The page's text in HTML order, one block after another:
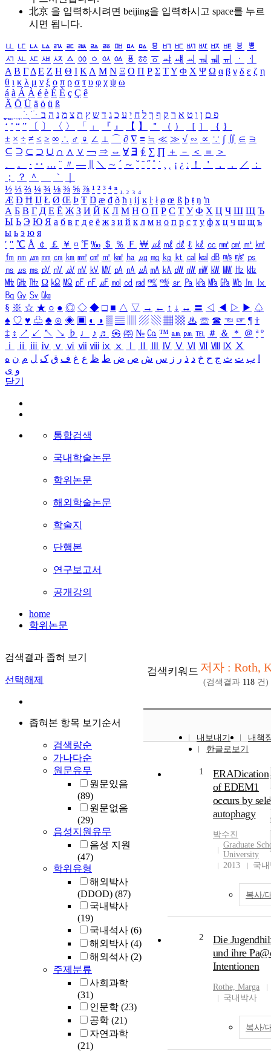
北京 을 입력하시려면 beijing을 입력하시고 space를 누르
시면 됩니다.
ㅥ ㅦ ㅧ ㅨ ㅩ ㅪ ㅫ ㅬ ㅭ ㅮ ㅯ ㅰ ㅱ ㅲ ㅳ ㅴ ㅵ ㅶ ㅷ ㅸ
ㅹ
ㅺ ㅻ ㅼ ㅽ ㅾ ㅿ ㆀ ㆁ ㆂ ㆃ ㆄ ㆅ ㆆ ㆇ ㆈ ㆉ ㆊ ㆋ ㆌ ㆍ
ㆎ
Α Β ΓΔ Ε Ζ Η Θ Ι ΚΛ Μ Ν Ξ Ο Π Ρ Σ ΤΥ Φ Χ Ψ Ω α β γ δ ε ζ η
θ ι κ λ μ ν ξ ο π ρ σ τ υ φ χ ψ ω
á à Á À é è É È ç Ç ê
Ä Ö Ü ä ö ü ß
ִֶֹ ֻּ ׁׂ פ ם ן ו ט א ר ק ף ך ל ח י ע כ ג ד ש ץ ת צ מ נ ה ב
‘ ’ “ ” 〔 〕 〈 〉 「 」 『 』 【 】 ＂ （ ） ［ ］ ｛ ｝
± × ÷ ≠ ≤ ≥ ∞ ∴ ♂ ♀ ∠ ⊥ ⌒ ∂ ∇ ≡ ≒ ≪ ≫ √ ∽ ∝ ∵ ∫ ∬ ∈ ∋
⊆ ⊇ ⊂ ⊃ ∪ ∩ ∧ ∨ ￢ ⇒ ⇔ ∀ ∃ ∮ ∑ ∏ ＋ － ＜ ＝
＞
、
。 · ‥ … ¨ 〃 ― ＼ ∼ ´ ～ ˇ ˘ ˝ ˚ ˙ ¸ ¡ ¿ ː ！ ＇ ， ． ／
：
；
？ ＾ ｀
½ ⅓ ⅔ ¼ ¾ ⅛ ⅜ ⅝ ⅞ ¹ ² ³ ⁴ ⁿ ₁ ₂ ₃ ₄
Æ Ð Ħ Ĳ Ł Ø Œ Þ Ŧ Ŋ æ đ ð ħ ı ĳ ĸ ŀ ł ø œ ß þ ŧ ŋ ŉ
А Б В Г Д Е Ё Ж З И Й К Л М Н О П Р С Т У Ф Х Ц Ч Ш Щ Ъ
Ы Ь Э Ю Я а б в г д е ё ж з и й к л м н о п р с т у ф х ц ч ш щ ъ
ы ь э ю я
′ ″ ℃ Å ￠ ￡ ￥ ¤ ℉ ‰ ＄ ％ Ｆ ￦ ㎕ ㎖ ㎗ ℓ ㎘ ㏄ ㎣ ㎤ ㎥ ㎦
㎙ ㎚ ㎛ ㎜ ㎝ ㎞ ㎟ ㎠ ㎡ ㎢ ㏊ ㎍ ㎎ ㎏ ㏏ ㎈ ㎉ ㏈ ㎧ ㎨ ㎰
㎱ ㎲ ㎳ ㎴ ㎵ ㎶ ㎷ ㎸ ㎹ ㎀ ㎁ ㎂ ㎃ ㎄ ㎺ ㎻ ㎽ ㎾ ㎿ ㎐ ㎑
㎒ ㎓ ㎔ Ω ㏀ ㏁ ㎊ ㎋ ㎌ ㏖ ㏅ ㎭ ㎮ ㎯ ㏛ ㎩ ㎪ ㎫ ㎬ ㏝ ㏐
㏓
㏃ ㏉ ㏜ ㏆
§ ※ ☆ ★ ○ ● ◎ ◇ ◆ □ ■ △ ▽ → ← ↑ ↓ ↔ 〓 ◁ ◀ ▷ ▶ ♤
♠ ♡ ♥ ♧ ♣ ⊙ ◈ ▣ ◐ ◑ ▒ ▤ ▨ ▧ ▦ ▩ ♨ ☏ ☎ ☜ ☞ ¶ †
‡ ↕ ↗ ↙ ↖ ↘ ♭ ♩ ♪ ♬ ㉿ ㈜ № ㏇ ™ ㏂ ㏘ ℡ ＃ ＆ ＊ ＠ ª º
ⅰ
ⅱ ⅲ ⅳ ⅴ ⅵ ⅶ ⅷ ⅸ ⅹ Ⅳ Ⅴ Ⅵ Ⅶ Ⅷ Ⅸ Ⅹ
ب ت ث ج ح خ د ذ ر ز س ش ص ض ط ظ ع غ ف ق ک ل م ن ه
و ی
닫기
통합검색
국내학술논문
학위논문
해외학술논문
학술지
단행본
연구보고서
공개강의
home
학위논문
검색결과 좁혀 보기
선택해제
좁혀본 항목 보기순서
검색량순
가나다순
원문유무
원문있음
(89)
원문없음
(29)
음성지원유무
음성 지원
(47)
학위유형
해외박사
(DDOD) (87)
국내박사
(19)
국내석사 (6)
해외박사 (4)
해외석사 (2)
주제분류
사회과학
(31)
인문학 (23)
공학 (21)
자연과학
(21)
검색키워드 저자 : Roth,
(검색결과 118 건)
내보내기
내책
한글로보기
1
ERADication
of EDEM1
occurs by
autophagy
박수진
Graduate
University
2013
국
복사/
2
Die
und ihre
Intentionen
Rothe, Marga
국내박사
복사/